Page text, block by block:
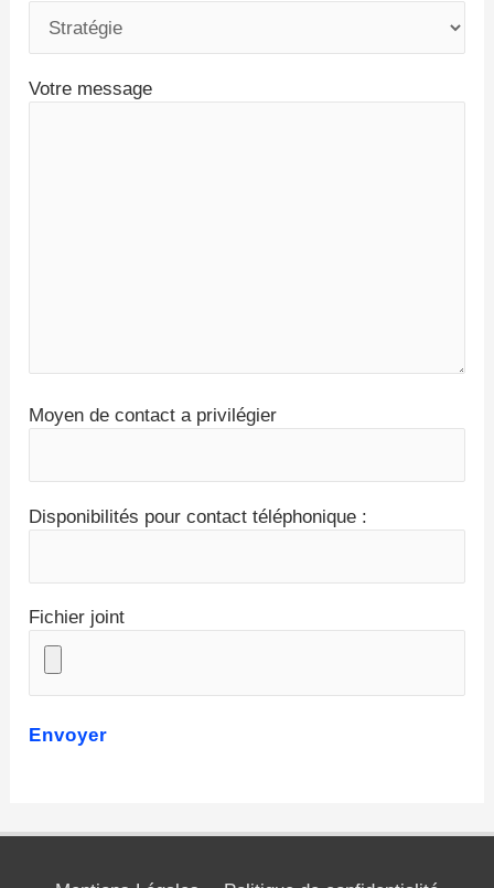
Votre message
Moyen de contact a privilégier
Disponibilités pour contact téléphonique :
Fichier joint